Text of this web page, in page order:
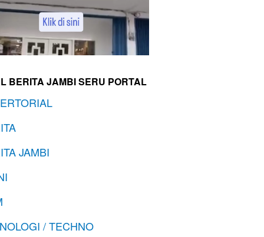
BERITA JAMBI SERU PORTAL
JAMBI
/ TECHNO